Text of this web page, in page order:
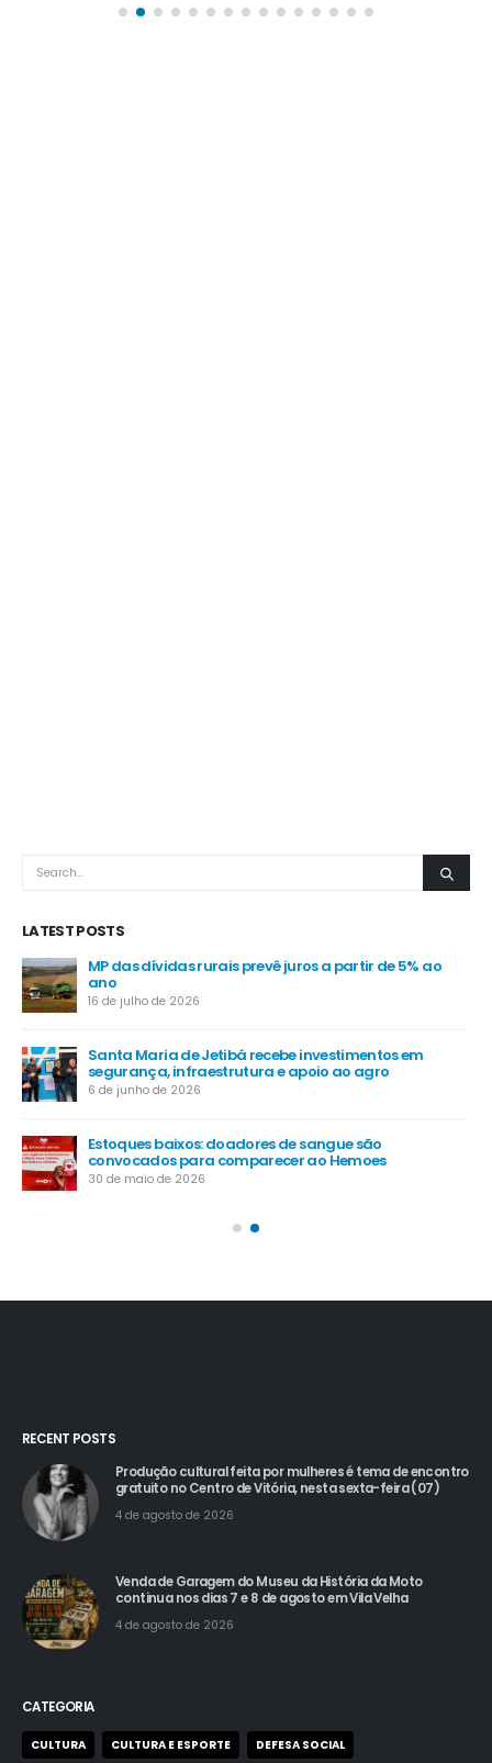
LATEST POSTS
MP das dívidas rurais prevê juros a partir de 5% ao
ano
16 de julho de 2026
Santa Maria de Jetibá recebe investimentos em
segurança, infraestrutura e apoio ao agro
6 de junho de 2026
Estoques baixos: doadores de sangue são
convocados para comparecer ao Hemoes
30 de maio de 2026
RECENT POSTS
Produção cultural feita por mulheres é tema de encontro
gratuito no Centro de Vitória, nesta sexta-feira (07)
4 de agosto de 2026
Venda de Garagem do Museu da História da Moto
continua nos dias 7 e 8 de agosto em Vila Velha
4 de agosto de 2026
CATEGORIA
CULTURA CULTURA E ESPORTE DEFESA SOCIAL